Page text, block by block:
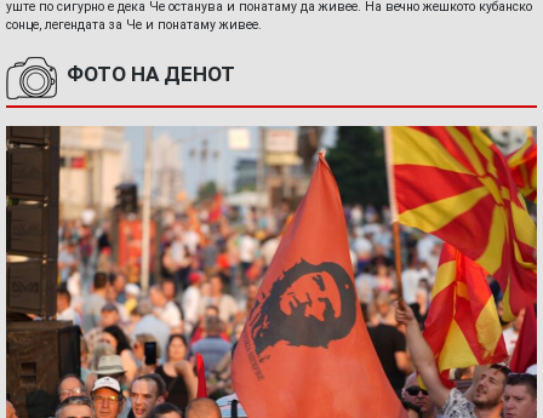
уште по сигурно е дека Че останува и понатаму да живее. На вечно жешкото кубанско
сонце, легендата за Че и понатаму живее.
ФОТО НА ДЕНОТ